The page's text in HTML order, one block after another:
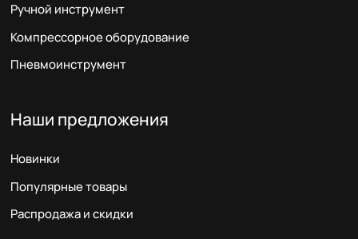
Ручной инструмент
Компрессорное оборудование
Пневмоинструмент
Наши предложения
Новинки
Популярные товары
Распродажа и скидки